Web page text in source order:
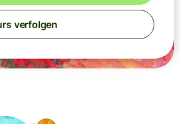
verfolgen